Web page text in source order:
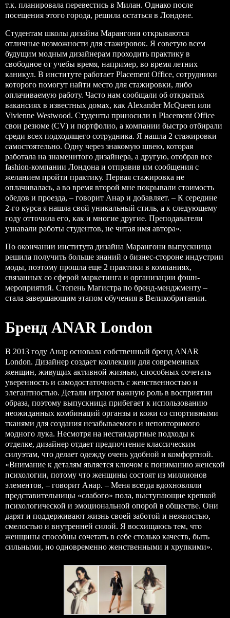
т.к. планировала перевестись в Милан. Однако после
посещения этого города, решила остаться в Лондоне.
Студентам школы дизайна Марангони открываются
отличные возможности для стажировок. Я советую всем
будущим модным дизайнерам проходить практику в
свободное от учебы время, например, во время летних
каникул. В институте работает Placement Office, сотрудники
которого помогут найти место для стажировки, либо
оплачиваемую работу. Часто нам сообщали об открытых
вакансиях в известных домах, как Alexander McQueen или
Vivienne Westwood. Студенты приносили в Placement Office
свои резюме (CV) и портфолио, а компании быстро отбирали
среди всех подходящего сотрудника. Я нашла 2 стажировки
самостоятельно. Одну через знакомую швею, которая
работала на знаменитого дизайнера, а другую, отобрав все
fashion-компании Лондона и отправив им сообщения с
желанием пройти практику. Первая стажировка не
оплачивалась, а во время второй мне покрывали стоимость
обедов и проезда, – говорит Анар и добавляет. – К середине
2-го курса я нашла свой уникальный стиль, а к следующему
году отточила его, как и многие другие. Преподаватели
узнавали работы студентов, не читая имя автора».
По окончании института дизайна Марангони выпускница
решила получить больше знаний о бизнес-стороне индустрии
моды, поэтому прошла еще 2 практики в компаниях,
связанных со сферой маркетинга и организации фэшн-
мероприятий. Степень Магистра по бренд-менджменту –
стала завершающим этапом обучения в Великобритании.
Бренд ANAR London
В 2013 году Анар основала собственный бренд ANAR
London. Дизайнер создает коллекции для современных
женщин, живущих активной жизнью, способных сочетать
уверенность и самодостаточность с женственностью и
элегантностью. Детали играют важную роль в восприятии
образа, поэтому выпускница прибегает к использованию
неожиданных комбинаций органзы и кожи со спортивными
тканями для создания незабываемого и неповторимого
модного лука. Несмотря на нестандартные подходы к
отделке, дизайнер отдает предпочтение классическим
силуэтам, что делает одежду очень удобной и комфортной.
«Внимание к деталям является ключом к пониманию женской
психологии, потому что женщины состоят из миллионов
элементов, – говорит Анар. – Меня всегда вдохновляли
представительницы «слабого» пола, выступающие крепкой
психологической и эмоциональной опорой в обществе. Они
дарят и поддерживают жизнь своей заботой и нежностью,
смелостью и внутренней силой. Я восхищаюсь тем, что
женщины способны сочетать в себе столько качеств, быть
сильными, но одновременно женственными и хрупкими».